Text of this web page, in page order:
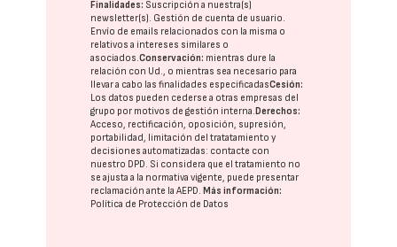
Finalidades: Suscripción a nuestra(s)
newsletter(s). Gestión de cuenta de usuario.
Envío de emails relacionados con la misma o
relativos a intereses similares o
asociados.Conservación: mientras dure la
relación con Ud., o mientras sea necesario para
llevar a cabo las finalidades especificadasCesión:
Los datos pueden cederse a otras empresas del
grupo por motivos de gestión interna.Derechos:
Acceso, rectificación, oposición, supresión,
portabilidad, limitación del tratatamiento y
decisiones automatizadas: contacte con
nuestro DPD. Si considera que el tratamiento no
se ajusta a la normativa vigente, puede presentar
reclamación ante laAEPD.Más información:
Política de Protección de Datos